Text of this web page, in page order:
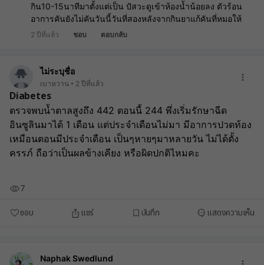
กิน10-15นาทีมาตั้งแต่เป็น ปัสวะดูเข้าห้องน้ำน้อยลง ตัวร้อน
อาการคันยังไม่คันวันนี้วันที่สองหลังจากกินยาแก้คันที่หมอให้
2 ปีที่แล้ว ชอบ ตอบกลับ
ไม่ระบุชื่อ
เบาหวาน 2 ปีที่แล้ว
Diabetes
ตรวจพบน้ำตาลสูงถึง 442 ตอนนี้ 244 พึ่งเริ่มรักษาฉีด
อินซูลินมาได้ 1 เดือน แต่ประจำเดือนไม่มา มีอาการปวดท้อง
เหมือนตอนมีประจำเดือน เป็นๆหายๆมาหลายวัน ไม่ได้ตั้ง
ครรภ์ ถือว่าเป็นผลข้างเคียง หรือผิดปกติไหมคะ
ชอบ แชร์ บันทึก แสดงความเห็น
7
Naphak Swedlund